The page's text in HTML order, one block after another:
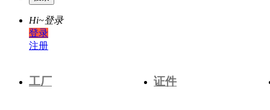
Hi~登录
登录
注册
工厂 证件